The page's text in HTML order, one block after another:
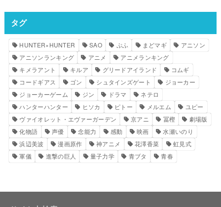
タグ
HUNTER×HUNTER SAO ぷふ まどマギ
アニソン
アニソンランキング
アニメ
アニメランキング
キメラアント
キルア グリードアイランド
コムギ
コードギアス
ゴン シュタインズゲート
ジョーカー
ジョーカーゲーム
ジン ドラマ
ネテロ
ハンターハンター
ヒソカ ピトー メルエム
ユピー
ヴァイオレット・エヴァーガーデン
京アニ 冨樫
劇場版
化物語
声優 念能力 感動 映画
水瀬いのり
浜辺美波
漫画原作 神アニメ 花澤香菜
虹見式
軍儀
進撃の巨人 量子力学 青ブタ 青春